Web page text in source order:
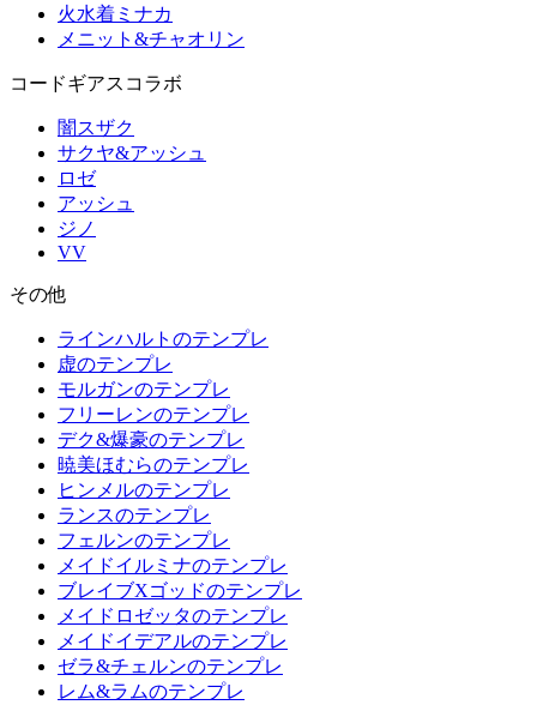
火水着ミナカ
メニット&チャオリン
コードギアスコラボ
闇スザク
サクヤ&アッシュ
ロゼ
アッシュ
ジノ
VV
その他
ラインハルトのテンプレ
虚のテンプレ
モルガンのテンプレ
フリーレンのテンプレ
デク&爆豪のテンプレ
暁美ほむらのテンプレ
ヒンメルのテンプレ
ランスのテンプレ
フェルンのテンプレ
メイドイルミナのテンプレ
ブレイブXゴッドのテンプレ
メイドロゼッタのテンプレ
メイドイデアルのテンプレ
ゼラ&チェルンのテンプレ
レム&ラムのテンプレ